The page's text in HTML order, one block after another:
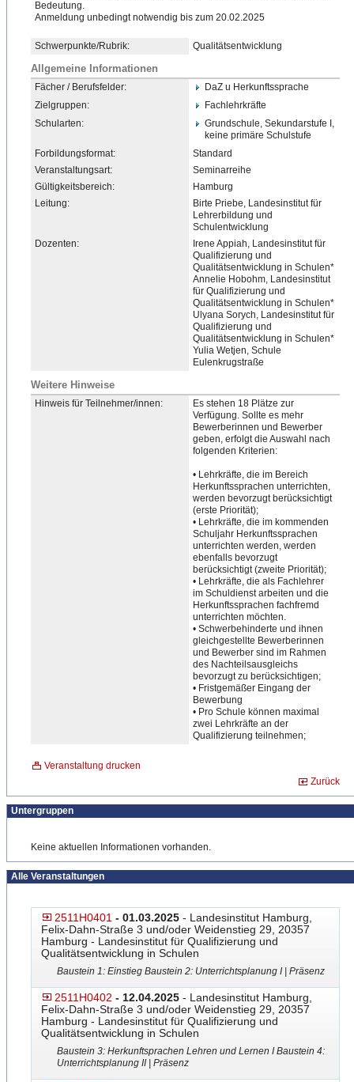
Bedeutung.
Anmeldung unbedingt notwendig bis zum 20.02.2025
Schwerpunkte/Rubrik: Qualitätsentwicklung
Allgemeine Informationen
Fächer / Berufsfelder:
DaZ u Herkunftssprache
Zielgruppen:
Fachlehrkräfte
Schularten:
Grundschule, Sekundarstufe I,
keine primäre Schulstufe
Forbildungsformat:
Standard
Veranstaltungsart:
Seminarreihe
Gültigkeitsbereich:
Hamburg
Leitung:
Birte Priebe, Landesinstitut für
Lehrerbildung und
Schulentwicklung
Dozenten:
Irene Appiah, Landesinstitut für
Qualifizierung und
Qualitätsentwicklung in Schulen*
Annelie Hobohm, Landesinstitut
für Qualifizierung und
Qualitätsentwicklung in Schulen*
Ulyana Sorych, Landesinstitut für
Qualifizierung und
Qualitätsentwicklung in Schulen*
Yulia Wetjen, Schule
Eulenkrugstraße
Weitere Hinweise
Hinweis für Teilnehmer/innen:
Es stehen 18 Plätze zur
Verfügung. Sollte es mehr
Bewerberinnen und Bewerber
geben, erfolgt die Auswahl nach
folgenden Kriterien:
• Lehrkräfte, die im Bereich
Herkunftssprachen unterrichten,
werden bevorzugt berücksichtigt
(erste Priorität);
• Lehrkräfte, die im kommenden
Schuljahr Herkunftssprachen
unterrichten werden, werden
ebenfalls bevorzugt
berücksichtigt (zweite Priorität);
• Lehrkräfte, die als Fachlehrer
im Schuldienst arbeiten und die
Herkunftssprachen fachfremd
unterrichten möchten.
• Schwerbehinderte und ihnen
gleichgestellte Bewerberinnen
und Bewerber sind im Rahmen
des Nachteilsausgleichs
bevorzugt zu berücksichtigen;
• Fristge​mäßer Eingang der
Bewerbung
• Pro Schule können maximal
zwei Lehrkräfte an der
Qualifizierung teilnehmen;
Veranstaltung drucken
Zurück
Untergruppen
Keine aktuellen Informationen vorhanden.
Alle Veranstaltungen
2511H0401 - 01.03.2025 - Landesinstitut Hamburg,
Felix-Dahn-Straße 3 und/oder Weidenstieg 29, 20357
Hamburg - Landesinstitut für Qualifizierung und
Qualitätsentwicklung in Schulen
Baustein 1: Einstieg Baustein 2: Unterrichtsplanung I | Präsenz
2511H0402 - 12.04.2025 - Landesinstitut Hamburg,
Felix-Dahn-Straße 3 und/oder Weidenstieg 29, 20357
Hamburg - Landesinstitut für Qualifizierung und
Qualitätsentwicklung in Schulen
Baustein 3: Herkunftsprachen Lehren und Lernen I Baustein 4:
Unterrichtsplanung II | Präsenz